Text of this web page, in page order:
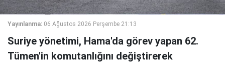
Yayınlanma: 06 Ağustos 2026 Perşembe 21:13
Suriye yönetimi, Hama'da görev yapan 62.
Tümen'in komutanlığını değiştirerek